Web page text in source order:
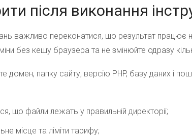
після виконання
важливо переконатися, що результат працює
без кешу браузера та не змінюйте одразу
домен, папку сайту, версію PHP, базу даних і
що файли лежать у правильній директорії;
місце та ліміти тарифу;